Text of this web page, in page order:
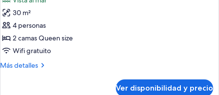
océano
size,
vista
al
océano
las
fotos
de
Habitación
estándar,
camas
30 m²
4 personas
2 camas Queen size
Wifi gratuito
Más detalles
Más
Ver disponibilidad y precio